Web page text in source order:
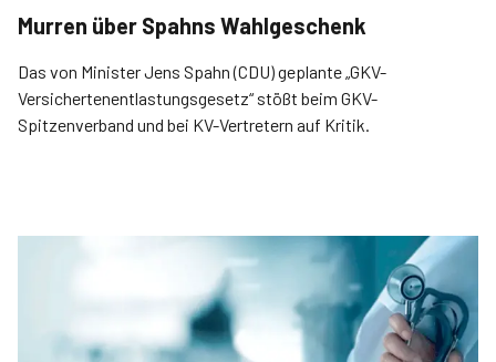
Murren über Spahns Wahlgeschenk
Das von Minister Jens Spahn (CDU) geplante „GKV-
Versichertenentlastungsgesetz“ stößt beim GKV-
Spitzenverband und bei KV-Vertretern auf Kritik.